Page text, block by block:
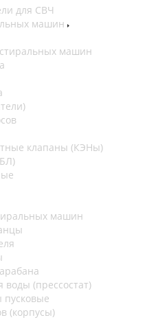
для СВЧ
машин
машин
клапаны (КЭНы)
машин
воды (прессостат)
пусковые
(корпусы)